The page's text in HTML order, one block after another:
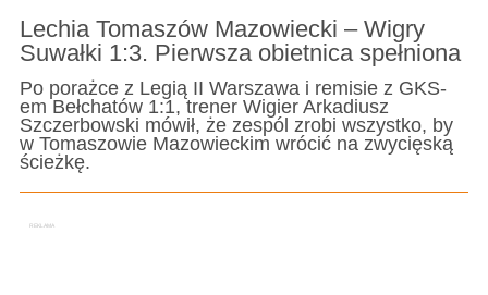
Lechia Tomaszów Mazowiecki – Wigry
Suwałki 1:3. Pierwsza obietnica spełniona
Po porażce z Legią II Warszawa i remisie z GKS-
em Bełchatów 1:1, trener Wigier Arkadiusz
Szczerbowski mówił, że zespól zrobi wszystko, by
w Tomaszowie Mazowieckim wrócić na zwycięską
ścieżkę.